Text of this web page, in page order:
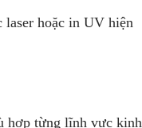
laser hoặc in UV hiện
hợp từng lĩnh vực kinh